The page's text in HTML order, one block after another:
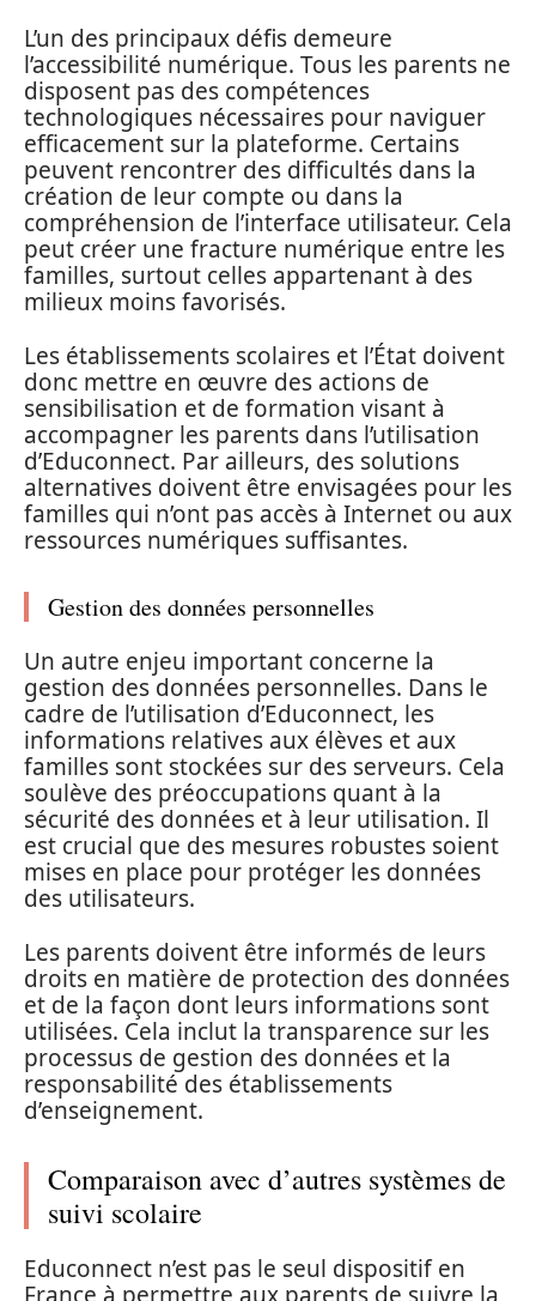
L’un des principaux défis demeure
l’accessibilité numérique. Tous les parents ne
disposent pas des compétences
technologiques nécessaires pour naviguer
efficacement sur la plateforme. Certains
peuvent rencontrer des difficultés dans la
création de leur compte ou dans la
compréhension de l’interface utilisateur. Cela
peut créer une fracture numérique entre les
familles, surtout celles appartenant à des
milieux moins favorisés.
Les établissements scolaires et l’État doivent
donc mettre en œuvre des actions de
sensibilisation et de formation visant à
accompagner les parents dans l’utilisation
d’Educonnect. Par ailleurs, des solutions
alternatives doivent être envisagées pour les
familles qui n’ont pas accès à Internet ou aux
ressources numériques suffisantes.
Gestion des données personnelles
Un autre enjeu important concerne la
gestion des données personnelles. Dans le
cadre de l’utilisation d’Educonnect, les
informations relatives aux élèves et aux
familles sont stockées sur des serveurs. Cela
soulève des préoccupations quant à la
sécurité des données et à leur utilisation. Il
est crucial que des mesures robustes soient
mises en place pour protéger les données
des utilisateurs.
Les parents doivent être informés de leurs
droits en matière de protection des données
et de la façon dont leurs informations sont
utilisées. Cela inclut la transparence sur les
processus de gestion des données et la
responsabilité des établissements
d’enseignement.
Comparaison avec d’autres systèmes de
suivi scolaire
Educonnect n’est pas le seul dispositif en